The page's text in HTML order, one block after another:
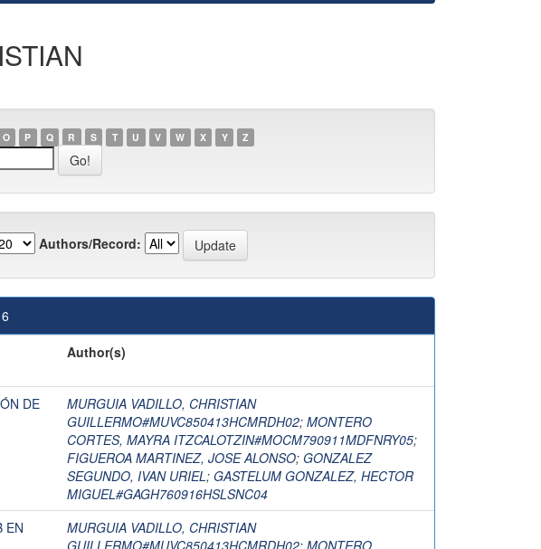
O P Q R S T U V W X Y Z
Authors/Record:
Author(s)
DE
MURGUIA VADILLO, CHRISTIAN
GUILLERMO#MUVC850413HCMRDH02; MONTERO
CORTES, MAYRA ITZCALOTZIN#MOCM790911MDFNRY05;
FIGUEROA MARTINEZ, JOSE ALONSO; GONZALEZ
SEGUNDO, IVAN URIEL; GASTELUM GONZALEZ, HECTOR
MIGUEL#GAGH760916HSLSNC04
EN
MURGUIA VADILLO, CHRISTIAN
GUILLERMO#MUVC850413HCMRDH02; MONTERO